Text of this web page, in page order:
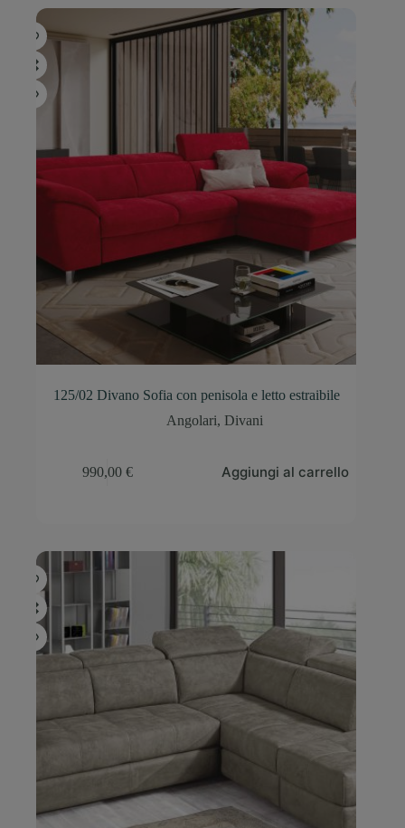
125/02 Divano Sofia con penisola e letto estraibile
Angolari, Divani
990,00 € Aggiungi al carrello